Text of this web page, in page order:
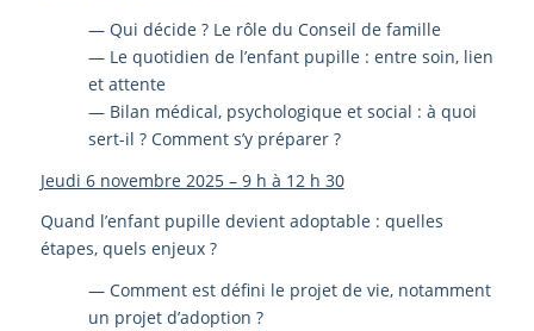
— Qui décide ? Le rôle du Conseil de famille
— Le quotidien de l’enfant pupille : entre soin, lien
et attente
— Bilan médical, psychologique et social : à quoi
sert-il ? Comment s’y préparer ?
Jeudi 6 novembre 2025 – 9 h à 12 h 30
Quand l’enfant pupille devient adoptable : quelles
étapes, quels enjeux ?
— Comment est défini le projet de vie, notamment
un projet d’adoption ?